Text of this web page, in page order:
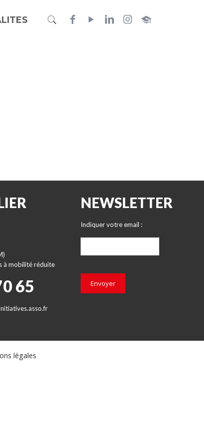
à mobilité réduite
65
NEWSLETTER
Indiquer votre email :
Envoyer
légales